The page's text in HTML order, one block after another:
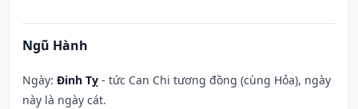
Ngũ Hành
Ngày: Đinh Tỵ - tức Can Chi tương đồng (cùng Hỏa), ngày
này là ngày cát.